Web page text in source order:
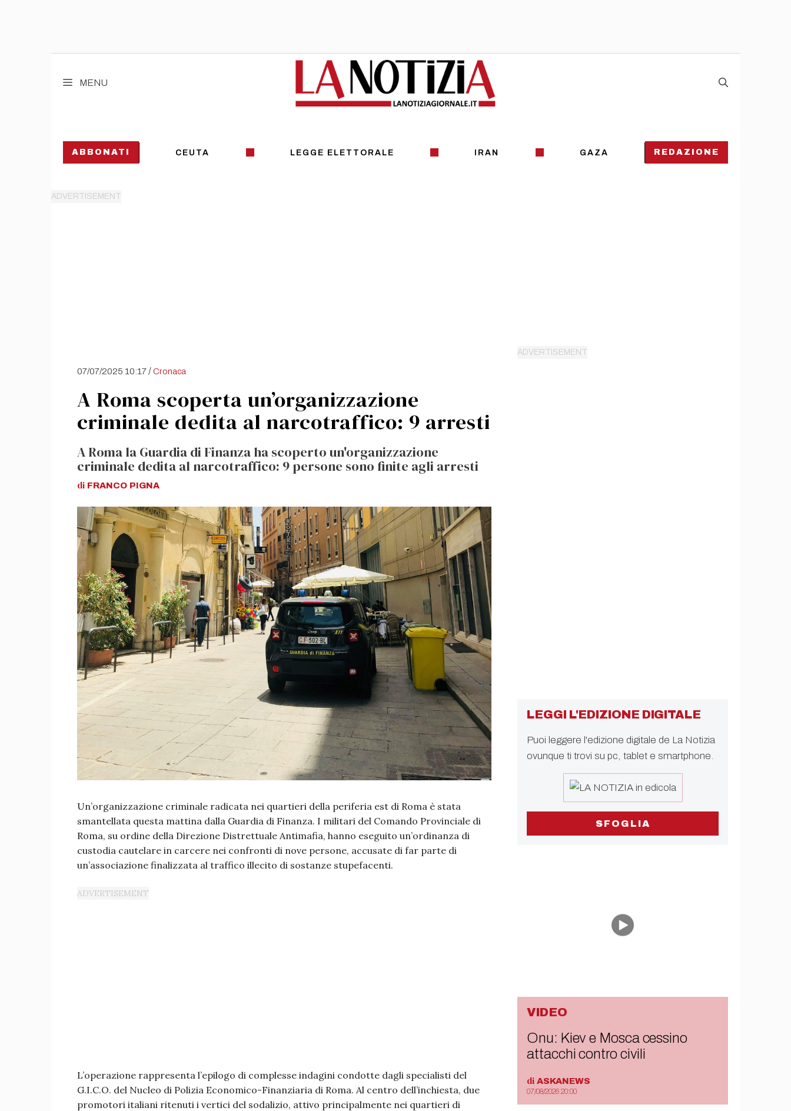
MENU
ABBONATI CEUTA LEGGE ELETTORALE IRAN GAZA REDAZIONE
07/07/2025 10:17/Cronaca
A Roma scoperta un’organizzazione
criminale dedita al narcotraffico: 9 arresti
A Roma la Guardia di Finanza ha scoperto un'organizzazione
criminale dedita al narcotraffico: 9 persone sono finite agli arresti
di FRANCO PIGNA
Un’organizzazione criminale radicata nei quartieri della periferia est di Roma è stata
smantellata questa mattina dalla Guardia di Finanza. I militari del Comando Provinciale di
Roma, su ordine della Direzione Distrettuale Antimafia, hanno eseguito un’ordinanza di
custodia cautelare in carcere nei confronti di nove persone, accusate di far parte di
un’associazione finalizzata al traffico illecito di sostanze stupefacenti.
L’operazione rappresenta l’epilogo di complesse indagini condotte dagli specialisti del
G.I.C.O. del Nucleo di Polizia Economico-Finanziaria di Roma. Al centro dell’inchiesta, due
promotori italiani ritenuti i vertici del sodalizio, attivo principalmente nei quartieri di
LEGGI L'EDIZIONE DIGITALE
Puoi leggere l'edizione digitale de La Notizia
ovunque ti trovi su pc, tablet e smartphone.
SFOGLIA
VIDEO
Onu: Kiev e Mosca cessino
attacchi contro civili
di ASKANEWS
07/08/2026 20:00